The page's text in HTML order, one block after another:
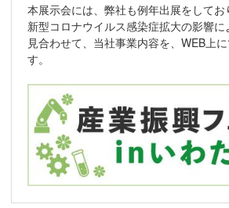
本展示会には、弊社も例年出展をして
新型コロナウイルス感染症拡大の影響
見合わせて、当社事業内容を、WEB上
す。